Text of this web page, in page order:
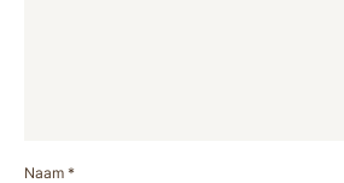
Naam *